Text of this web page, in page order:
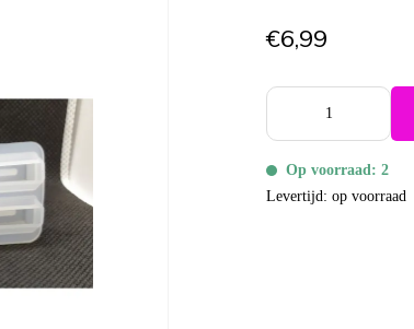
€6,99
Op voorraad: 2
Levertijd: op voorraad